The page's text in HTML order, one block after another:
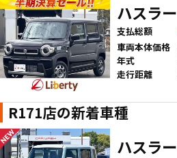
ハスラー
支払総額
車両本体価格
年式
走行距離
R171店の新着車種
ハスラー